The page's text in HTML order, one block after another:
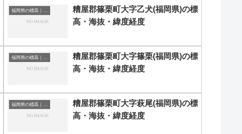
糟屋郡篠栗町大字乙犬(福岡県)の標
高・海抜・緯度経度
糟屋郡篠栗町大字篠栗(福岡県)の標
高・海抜・緯度経度
糟屋郡篠栗町大字萩尾(福岡県)の標
高・海抜・緯度経度